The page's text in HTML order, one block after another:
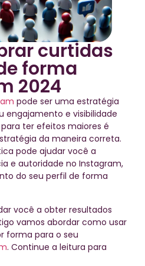
curtidas
forma
2024
pode ser uma estratégia
engajamento e visibilidade
ter efeitos maiores é
da maneira correta.
pode ajudar você a
e autoridade no Instagram,
do seu perfil de forma
você a obter resultados
vamos abordar como usar
forma para o seu
. Continue a leitura para